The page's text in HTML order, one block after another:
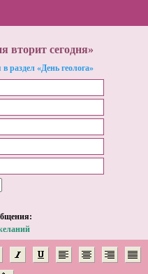
вторит сегодня»
в раздел «День геолога»